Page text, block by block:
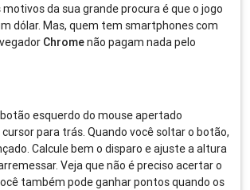
da sua grande procura é que o jogo
dólar. Mas, quem tem smartphones com
Chromenão pagam nada pelo
esquerdo do mouse apertado
para trás. Quando você soltar o botão,
Calcule bem o disparo e ajuste a altura
Veja que não é preciso acertar o
também pode ganhar pontos quando os